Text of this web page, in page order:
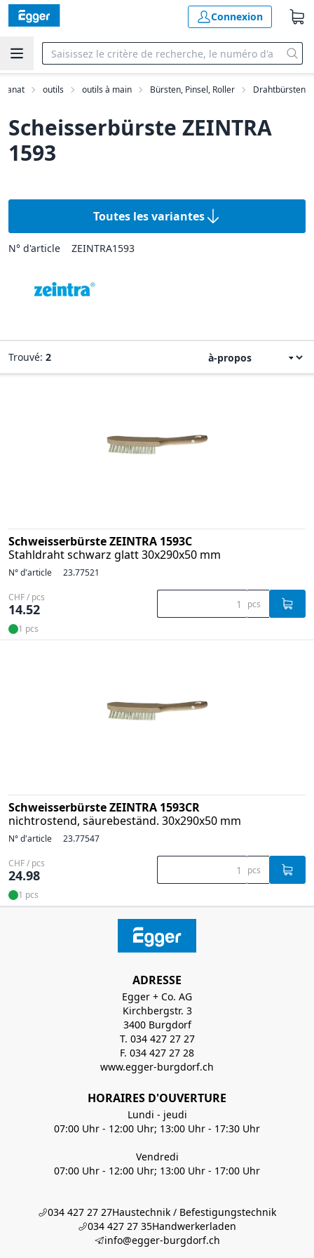
Connexion
outils outils à main Bürsten, Pinsel, Roller Drahtbürsten
Scheisserbürste ZEINTRA
1593
Toutes les variantes
N° d'article ZEINTRA1593
Trouvé: 2
Schweisserbürste ZEINTRA 1593C
Stahldraht schwarz glatt 30x290x50 mm
N° d'article 23.77521
CHF / pcs
14.52 pcs
1 pcs
Schweisserbürste ZEINTRA 1593CR
nichtrostend, säurebeständ. 30x290x50 mm
N° d'article 23.77547
CHF / pcs
24.98 pcs
1 pcs
ADRESSE
Egger + Co. AG
Kirchbergstr. 3
3400 Burgdorf
T. 034 427 27 27
F. 034 427 27 28
www.egger-burgdorf.ch
HORAIRES D'OUVERTURE
Lundi - jeudi
07:00 Uhr - 12:00 Uhr; 13:00 Uhr - 17:30 Uhr
Vendredi
07:00 Uhr - 12:00 Uhr; 13:00 Uhr - 17:00 Uhr
034 427 27 27Haustechnik / Befestigungstechnik
034 427 27 35Handwerkerladen
info@egger-burgdorf.ch